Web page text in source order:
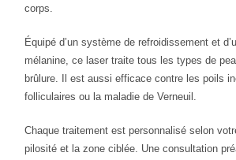
corps.
Équipé d’un système de refroidissement et
mélanine, ce laser traite tous les types de
brûlure. Il est aussi efficace contre les poils
folliculaires ou la maladie de Verneuil.
Chaque traitement est personnalisé selon
pilosité et la zone ciblée. Une consultation